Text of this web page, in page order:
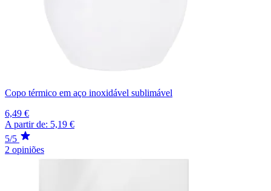
Copo térmico em aço inoxidável sublimável
6,49 €
A partir de: 5,19 €
5/5
2 opiniões